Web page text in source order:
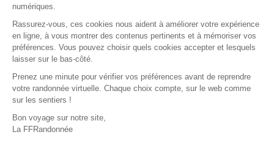
Protection des données
Politique de confidentialité
numériques.
Rassurez-vous, ces cookies nous aident à améliorer votre expérience
en ligne, à vous montrer des contenus pertinents et à mémoriser vos
préférences. Vous pouvez choisir quels cookies accepter et lesquels
laisser sur le bas-côté.
Prenez une minute pour vérifier vos préférences avant de reprendre
votre randonnée virtuelle. Chaque choix compte, sur le web comme
sur les sentiers !
Bon voyage sur notre site,
La FFRandonnée